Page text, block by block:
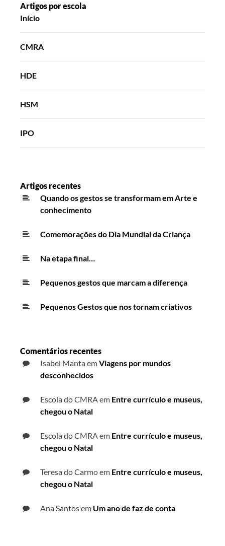
Artigos por escola
Início
CMRA
HDE
HSM
IPO
Artigos recentes
Quando os gestos se transformam em Arte e
conhecimento
Comemorações do Dia Mundial da Criança
Na etapa final…
Pequenos gestos que marcam a diferença
Pequenos Gestos que nos tornam criativos
Comentários recentes
Isabel MantaemViagens por mundos
desconhecidos
Escola do CMRAem Entre currículo e museus,
chegou o Natal
Escola do CMRAem Entre currículo e museus,
chegou o Natal
Teresa do Carmoem Entre currículo e museus,
chegou o Natal
Ana Santosem Um ano de faz de conta